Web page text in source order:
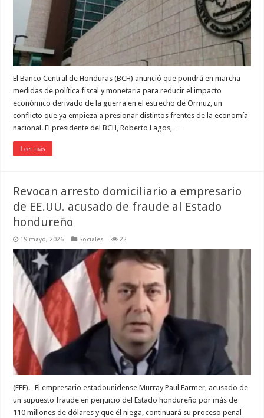
El Banco Central de Honduras (BCH) anunció que pondrá en marcha
medidas de política fiscal y monetaria para reducir el impacto
económico derivado de la guerra en el estrecho de Ormuz, un
conflicto que ya empieza a presionar distintos frentes de la economía
nacional. El presidente del BCH, Roberto Lagos, …
Leer más
Revocan arresto domiciliario a empresario
de EE.UU. acusado de fraude al Estado
hondureño
19 mayo, 2026 Sociales 22
(EFE).- El empresario estadounidense Murray Paul Farmer, acusado de
un supuesto fraude en perjuicio del Estado hondureño por más de
110 millones de dólares y que él niega, continuará su proceso penal